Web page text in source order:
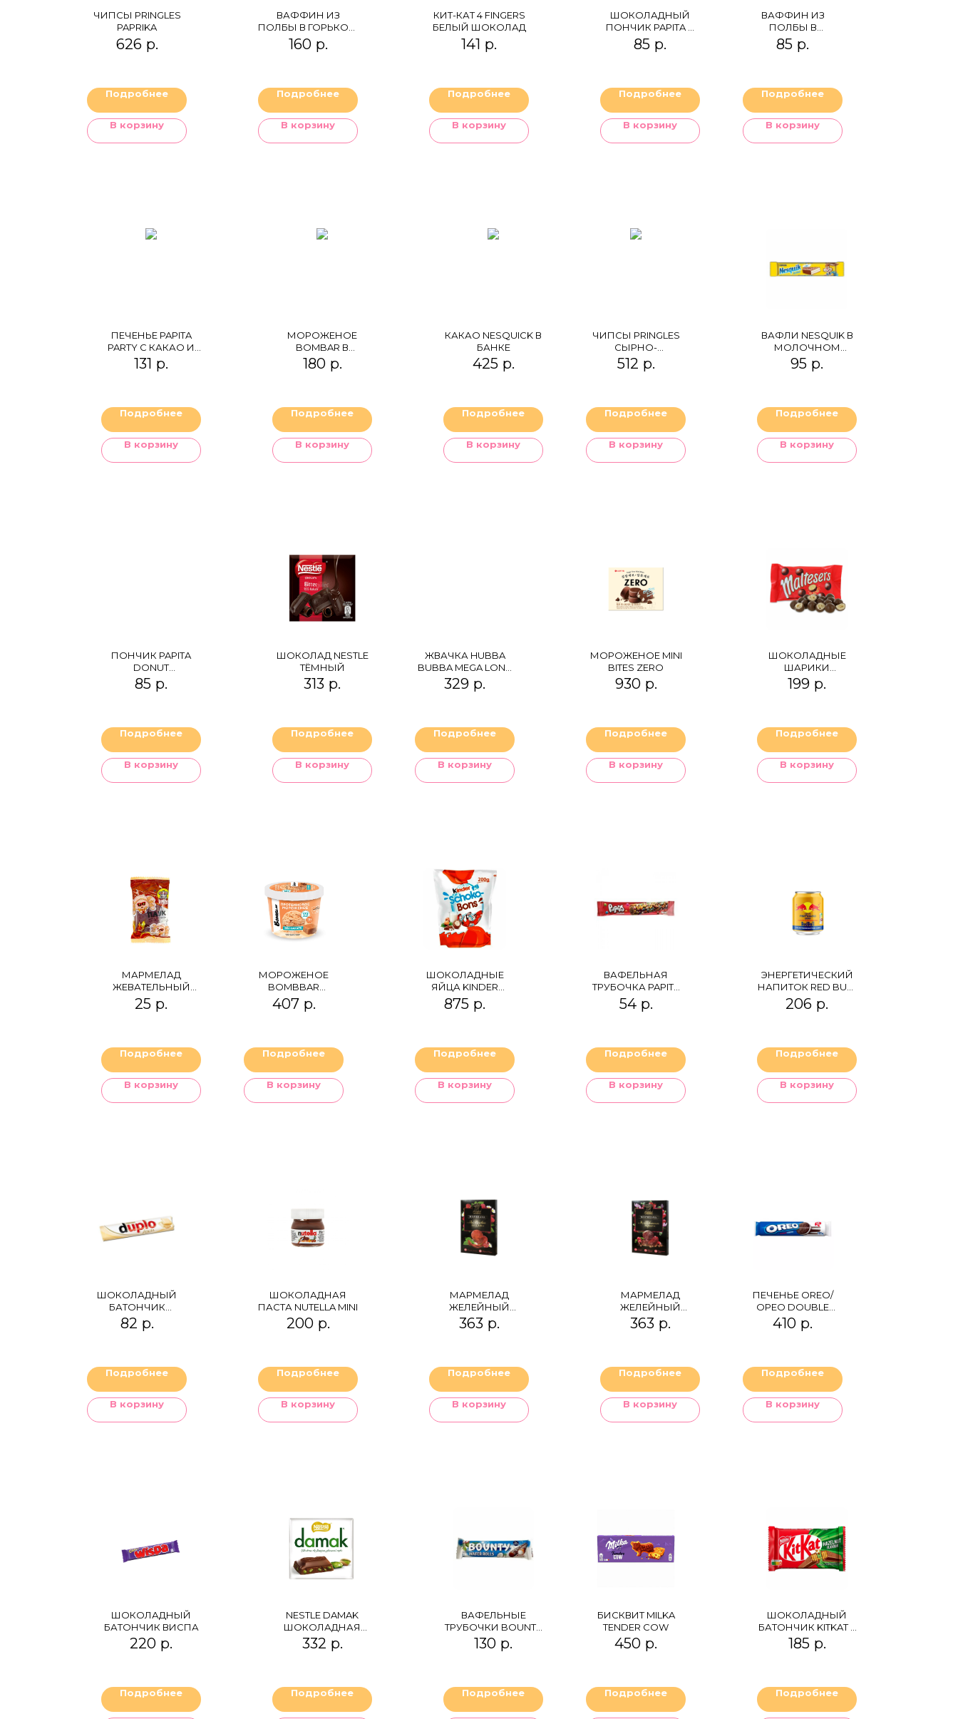
ЧИПСЫ PRINGLES
PAPRIKA
626 р.
Подробнее
В корзину
ВАФФИН ИЗ
ПОЛБЫ В ГОРЬКОМ
ШОКОЛАДЕ
АБРИКОС
160 р.
Подробнее
В корзину
КИТ-КАТ 4 FINGERS
БЕЛЫЙ ШОКОЛАД
141 р.
Подробнее
В корзину
ШОКОЛАДНЫЙ
ПОНЧИК PAPITA С
БАНАНОМ
85 р.
Подробнее
В корзину
ВАФФИН ИЗ
ПОЛБЫ В
МОЛОЧНОМ
ШОКОЛАДЕ ОРЕХИ
85 р.
Подробнее
В корзину
ПЕЧЕНЬЕ PAPITA
PARTY С КАКАО И
МОЛОЧНОЙ
НАЧИНКОЙ,
ШОКОЛАДОМ И
ДРАЖЕ
131 р.
Подробнее
В корзину
МОРОЖЕНОЕ
BOMBAR В
ВАФЕЛЬНОМ
СТАКАНЧИКЕ
ПРОТЕИНОВОЕ
180 р.
Подробнее
В корзину
КАКАО NESQUICK В
БАНКЕ
425 р.
Подробнее
В корзину
ЧИПСЫ PRINGLES
СЫРНО-
ЧЕСНОЧНЫЙ
512 р.
Подробнее
В корзину
ВАФЛИ NESQUIK В
МОЛОЧНОМ
ШОКОЛАДЕ
95 р.
Подробнее
В корзину
ПОНЧИК PAPITA
DONUT
STRAWBERRY
SAUCE
85 р.
Подробнее
В корзину
ШОКОЛАД NESTLE
ТЁМНЫЙ
313 р.
Подробнее
В корзину
ЖВАЧКА HUBBA
BUBBA MEGA LONG
STRAWBERRY
329 р.
Подробнее
В корзину
МОРОЖЕНОЕ MINI
BITES ZERO
930 р.
Подробнее
В корзину
ШОКОЛАДНЫЕ
ШАРИКИ
MALTESERS
199 р.
Подробнее
В корзину
МАРМЕЛАД
ЖЕВАТЕЛЬНЫЙ
"ПАУК" ЛОЛИЛО
25 р.
Подробнее
В корзину
МОРОЖЕНОЕ
BOMBBAR
СОЛЁНАЯ
КАРАМЕЛЬ СО
407 р.
Подробнее
В корзину
ШОКОЛАДНЫЕ
ЯЙЦА KINDER
SCHOKO-BONS,
200ГР.
875 р.
Подробнее
В корзину
ВАФЕЛЬНАЯ
ТРУБОЧКА PAPITA
CHOPPY
54 р.
Подробнее
В корзину
ЭНЕРГЕТИЧЕСКИЙ
НАПИТОК RED BULL
KRATING DAENG
206 р.
Подробнее
В корзину
ШОКОЛАДНЫЙ
БАТОНЧИК
FERRERO DUPLO
WHITE С БЕЛЫМ
82 р.
Подробнее
В корзину
ШОКОЛАДНАЯ
ПАСТА NUTELLA MINI
200 р.
Подробнее
В корзину
МАРМЕЛАД
ЖЕЛЕЙНЫЙ
"МАЛИНОВОЕ
ПЛАМЯ" (МАЛИНА
363 р.
Подробнее
В корзину
МАРМЕЛАД
ЖЕЛЕЙНЫЙ
"КЛЮКВЕННОЕ
ТРИО" (КЛЮКВА,
363 р.
Подробнее
В корзину
ПЕЧЕНЬЕ OREO/
ОРЕО DOUBLE
CREME
410 р.
Подробнее
В корзину
ШОКОЛАДНЫЙ
БАТОНЧИК ВИСПА
220 р.
Подробнее
NESTLE DAMAK
ШОКОЛАДНАЯ
ПЛИТКА С
ФИСТАШКАМИ
332 р.
Подробнее
ВАФЕЛЬНЫЕ
ТРУБОЧКИ BOUNTY
WAFFER ROLL
130 р.
Подробнее
БИСКВИТ MILKA
TENDER COW
450 р.
Подробнее
ШОКОЛАДНЫЙ
БАТОНЧИК KITKAT 4
FINGERS HAZELNUT
FLAVOUR
185 р.
Подробнее